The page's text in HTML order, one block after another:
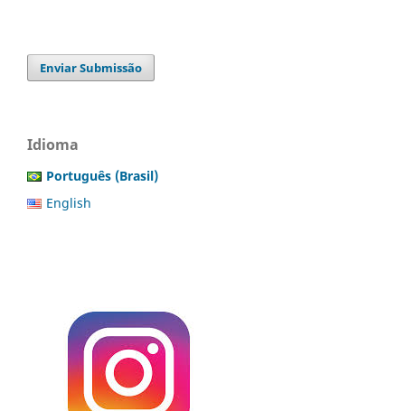
Enviar Submissão
Idioma
Português (Brasil)
English